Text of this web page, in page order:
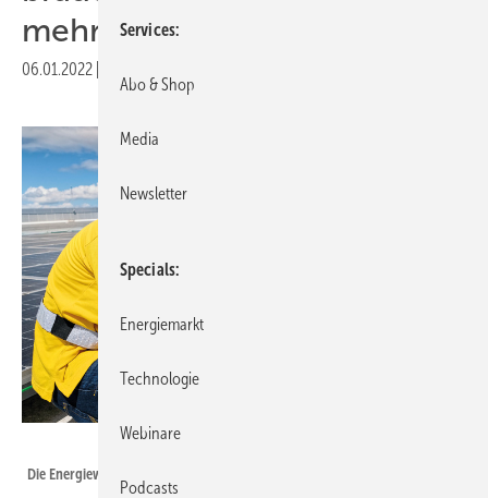
mehr als Kredite
06.01.2022
Die Energiewende verlangt hohe Investitionen auch von Kommunen.
Services
Abo & Shop
Media
Newsletter
Specials
Energiemarkt
Technologie
Webinare
Podcasts